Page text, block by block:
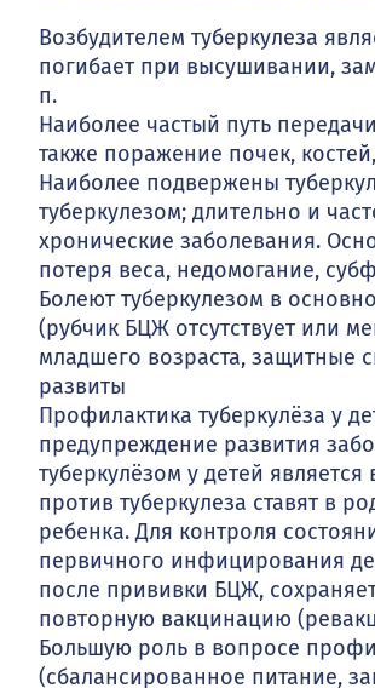
Возбудителем туберкулеза
погибает при высушивании,
Наиболее частый путь
также поражение почек,
Наиболее подвержены
туберкулезом; длительно и
хронические заболевания.
потеря веса, недомогание,
Болеют туберкулезом в
(рубчик БЦЖ отсутствует или
младшего возраста, защитные
развиты
Профилактика туберкулёза у
предупреждение развития
туберкулёзом у детей
против туберкулеза ставят в
ребенка. Для контроля
первичного инфицирования
после прививки БЦЖ,
повторную вакцинацию
Большую роль в вопросе
(сбалансированное питание,